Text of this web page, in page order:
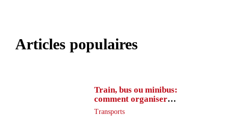
Articles populaires
Train, bus ou minibus:
comment organiser
l’itinéraire en France
Transports